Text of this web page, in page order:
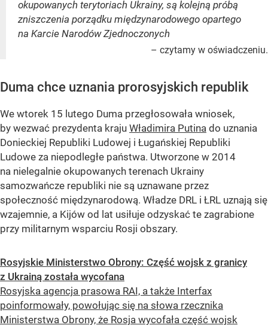
okupowanych terytoriach Ukrainy, są kolejną próbą
zniszczenia porządku międzynarodowego opartego
na Karcie Narodów Zjednoczonych
– czytamy w oświadczeniu.
Duma chce uznania prorosyjskich republik
We wtorek 15 lutego Duma przegłosowała wniosek,
by wezwać prezydenta kraju Władimira Putina do uznania
Donieckiej Republiki Ludowej i Ługańskiej Republiki
Ludowe za niepodległe państwa. Utworzone w 2014
na nielegalnie okupowanych terenach Ukrainy
samozwańcze republiki nie są uznawane przez
społeczność międzynarodową. Władze DRL i ŁRL uznają się
wzajemnie, a Kijów od lat usiłuje odzyskać te zagrabione
przy militarnym wsparciu Rosji obszary.
Rosyjskie Ministerstwo Obrony: Część wojsk z granicy
z Ukrainą została wycofana
Rosyjska agencja prasowa RAI, a także Interfax
poinformowały, powołując się na słowa rzecznika
Ministerstwa Obrony, że Rosja wycofała część wojsk